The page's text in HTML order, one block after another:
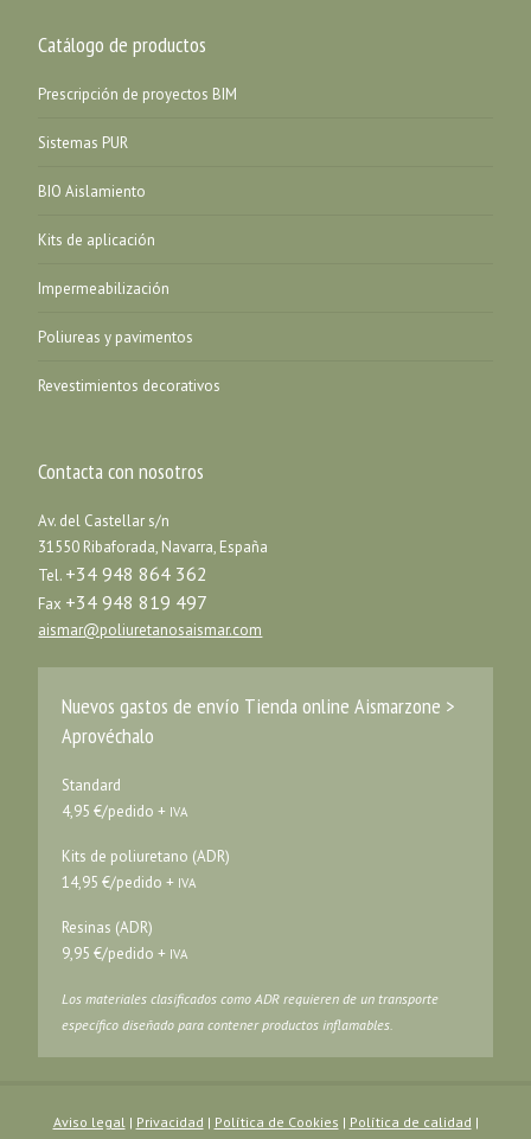
Catálogo de productos
Prescripción de proyectos BIM
Sistemas PUR
BIO Aislamiento
Kits de aplicación
Impermeabilización
Poliureas y pavimentos
Revestimientos decorativos
Contacta con nosotros
Av. del Castellar s/n
31550 Ribaforada, Navarra, España
Tel. +34 948 864 362
Fax +34 948 819 497
aismar@poliuretanosaismar.com
Nuevos gastos de envío Tienda online Aismarzone >
Aprovéchalo
Standard
4,95 €/pedido + IVA
Kits de poliuretano (ADR)
14,95 €/pedido + IVA
Resinas (ADR)
9,95 €/pedido + IVA
Los materiales clasificados como ADR requieren de un transporte
específico diseñado para contener productos inflamables.
Aviso legal| Privacidad | Política de Cookies | Política de calidad |